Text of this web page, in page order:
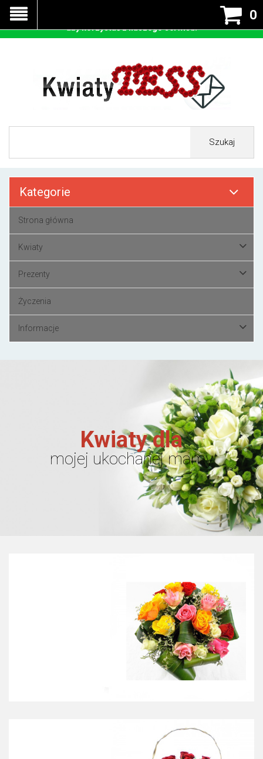
0
Szukaj
Kategorie
Strona główna
Kwiaty
Prezenty
Życzenia
Informacje
Kwiaty dla
mojej ukochanej mamy
Nasza strona korzysta z cookies - czyli tzw ciastek w celu
prawidłowego działania. Zaakceptuj przyjmowanie cookies
aby korzystać z naszego serwisu.